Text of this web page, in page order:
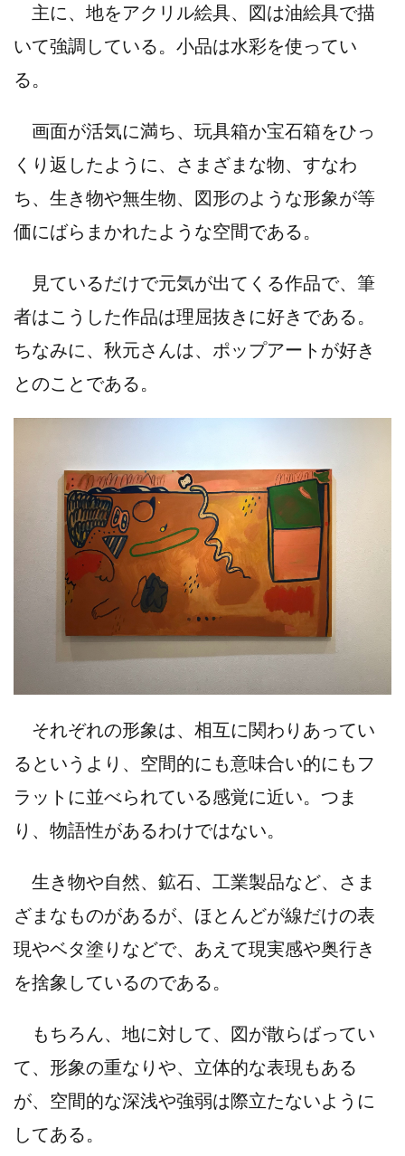
主に、地をアクリル絵具、図は油絵具で描
いて強調している。小品は水彩を使ってい
る。
画面が活気に満ち、玩具箱か宝石箱をひっ
くり返したように、さまざまな物、すなわ
ち、生き物や無生物、図形のような形象が等
価にばらまかれたような空間である。
見ているだけで元気が出てくる作品で、筆
者はこうした作品は理屈抜きに好きである。
ちなみに、秋元さんは、ポップアートが好き
とのことである。
それぞれの形象は、相互に関わりあってい
るというより、空間的にも意味合い的にもフ
ラットに並べられている感覚に近い。つま
り、物語性があるわけではない。
生き物や自然、鉱石、工業製品など、さま
ざまなものがあるが、ほとんどが線だけの表
現やベタ塗りなどで、あえて現実感や奥行き
を捨象しているのである。
もちろん、地に対して、図が散らばってい
て、形象の重なりや、立体的な表現もある
が、空間的な深浅や強弱は際立たないように
してある。